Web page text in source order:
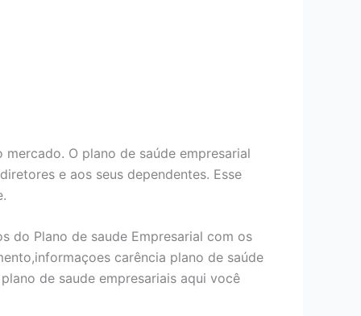
O plano de saúde empresarial
e aos seus dependentes. Esse
do Plano de saude Empresarial com os
carência plano de saúde
de saude empresariais aqui você